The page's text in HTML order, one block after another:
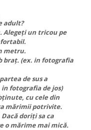
adult?
Alegeți un tricou pe
metru.
braț. (ex. in fotografia
de sus a
fotografia de jos)
cu cele din
mărimii potrivite.
doriți sa ca
o mărime mai mică.